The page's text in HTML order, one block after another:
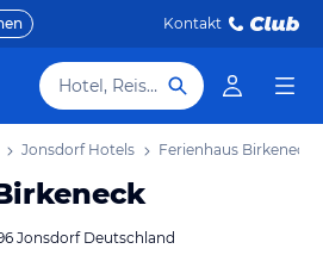
Kontakt
Hotel, Reiseziel
Jonsdorf Hotels Ferienhaus Birkeneck
Jonsdorf Deutschland